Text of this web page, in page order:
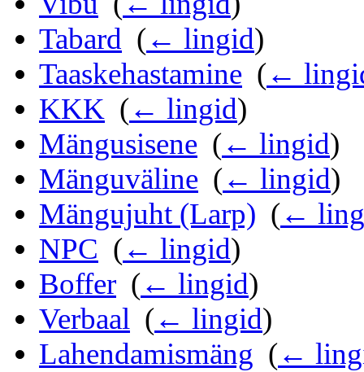
Tabard (← lingid)
Taaskehastamine (←
KKK (← lingid)
Mängusisene (← lingid)
Mänguväline (← lingid)
Mängujuht (Larp) (←
NPC (← lingid)
Boffer (← lingid)
Verbaal (← lingid)
Lahendamismäng (←